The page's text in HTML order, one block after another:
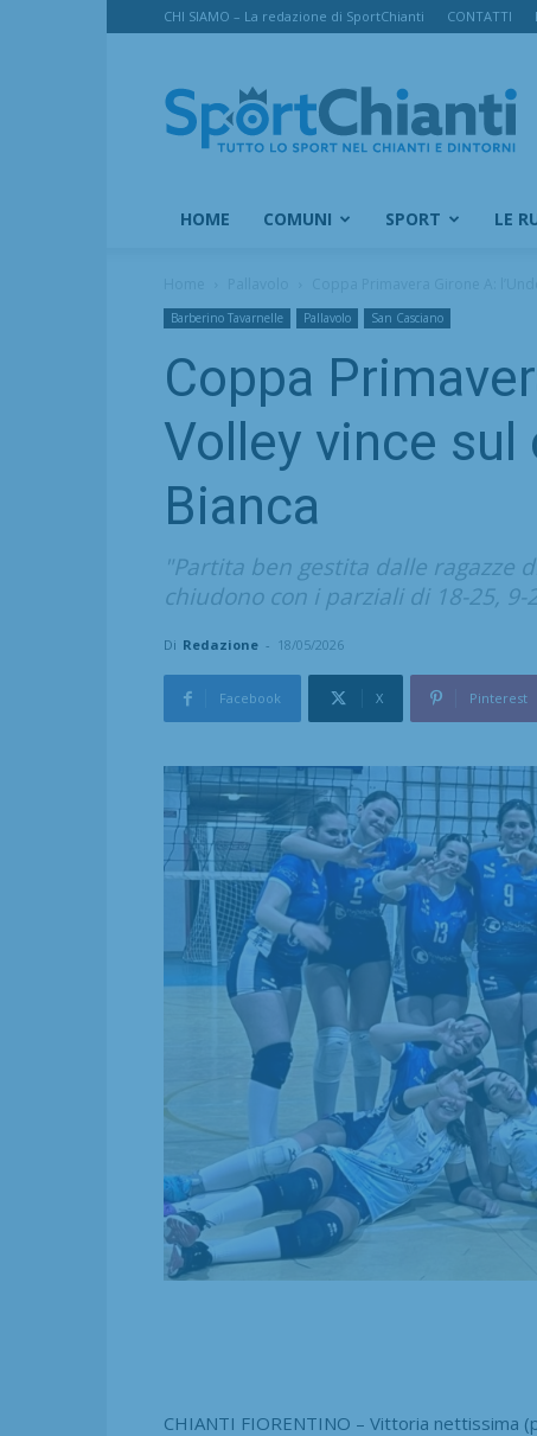
CHI SIAMO – La redazione di SportChianti CONTATTI
SportChianti
HOME COMUNI SPORT LE
Barberino Tavarnelle Pallavolo San Casciano
Coppa
Volley vince sul
Bianca
"Partita ben gestita dalle ragazze
chiudono con i parziali di 18-25, 9-
Di Redazione - 18/05/2026
Facebook X Pinterest
CHIANTI FIORENTINO – Vittoria nettissima